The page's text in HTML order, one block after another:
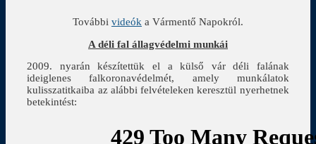
További videók a Vármentő Napokról.
A déli fal állagvédelmi munkái
2009. nyarán készítettük el a külső vár déli falának
ideiglenes falkoronavédelmét, amely munkálatok
kulisszatitkaiba az alábbi felvételeken keresztül nyerhetnek
betekintést: